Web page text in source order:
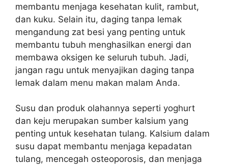
membantu menjaga kesehatan kulit, rambut,
dan kuku. Selain itu, daging tanpa lemak
mengandung zat besi yang penting untuk
membantu tubuh menghasilkan energi dan
membawa oksigen ke seluruh tubuh. Jadi,
jangan ragu untuk menyajikan daging tanpa
lemak dalam menu makan malam Anda.
Susu dan produk olahannya seperti yoghurt
dan keju merupakan sumber kalsium yang
penting untuk kesehatan tulang. Kalsium dalam
susu dapat membantu menjaga kepadatan
tulang, mencegah osteoporosis, dan menjaga